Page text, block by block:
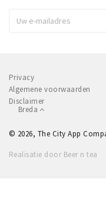
Privacy
Algemene voorwaarden
Disclaimer
Breda
© 2026, The City App
Realisatie door Beer n tea